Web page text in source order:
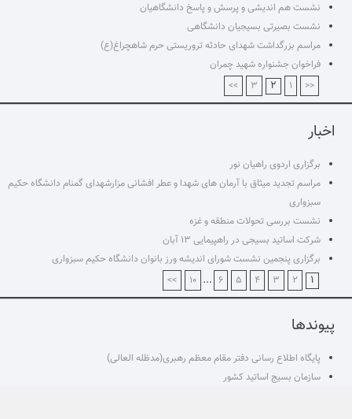
نشست هم اندیشی و پرسش و پاسخ دانشگاهیان
نشست بصیرتی بسیجیان دانشگاهی
مراسم بزرگداشت شهدای حادثه تروریستی حرم شاهچراغ(ع)
فراخوان جشنواره شهید چمران
<<
۱ ۲ ۳ >>
اخبار
برگزاری اردوی راهیان نور
مراسم تجدید میثاق با آرمان های شهدا و عطر افشانی مزارشهدای گمنام دانشگاه حکیم
سبزواری
نشست بررسی تحولات منطقه و غزه
شرکت اساتید بسیجی در راهپیمایی ۱۳ آبان
برگزاری پنجمین نشست شورای اندیشه ورز بانوان دانشگاه حکیم سبزواری
۱ ۲ ۳ ۴ ۵ ۶ ... ۱۰ >>
پیوندها
پایگاه اطلاع رسانی دفتر مقام معظم رهبری(مدظله العالی)
سازمان بسیج اساتید کشور